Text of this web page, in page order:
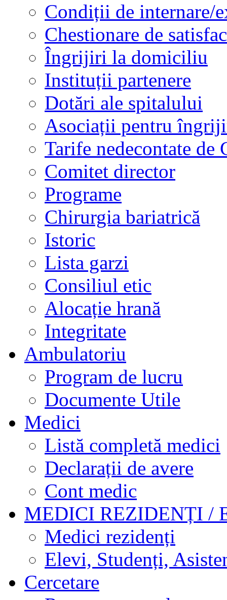
Condiții de internare/
Chestionare de
Îngrijiri la domiciliu
Instituții partenere
Dotări ale spitalului
Asociații pentru
Tarife nedecontate de
Comitet director
Programe
Chirurgia bariatrică
Istoric
Lista garzi
Consiliul etic
Alocație hrană
Integritate
Ambulatoriu
Program de lucru
Documente Utile
Medici
Listă completă medici
Declarații de avere
Cont medic
MEDICI REZIDENȚI /
Medici rezidenți
Elevi, Studenți,
Cercetare